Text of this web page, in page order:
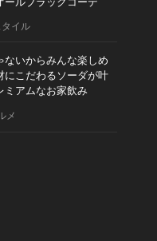
口どけ」に
“イタリアン
イル
ないからみんな楽しめ
にこだわるソーダが叶
ミアムなお家飲み
メ